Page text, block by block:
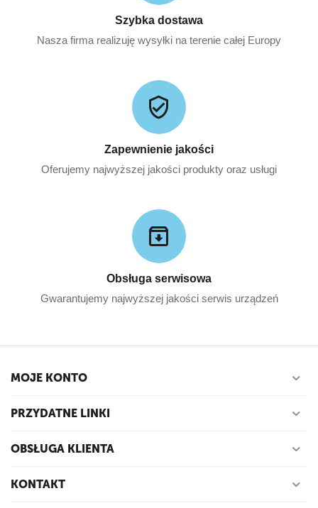
Szybka dostawa
Nasza firma realizuję wysyłki na terenie całej Europy
Zapewnienie jakości
Oferujemy najwyższej jakości produkty oraz usługi
Obsługa serwisowa
Gwarantujemy najwyższej jakości serwis urządzeń
MOJE KONTO
PRZYDATNE LINKI
OBSŁUGA KLIENTA
KONTAKT